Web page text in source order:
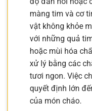
màng tim và cơ
vật không khỏe
với những quả
hoặc mùi hóa
xử lý bằng các
tươi ngon. Việc
quyết định lớn
của món cháo.